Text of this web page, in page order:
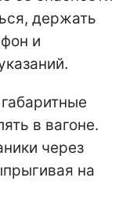
держать
и
в вагоне.
через
на